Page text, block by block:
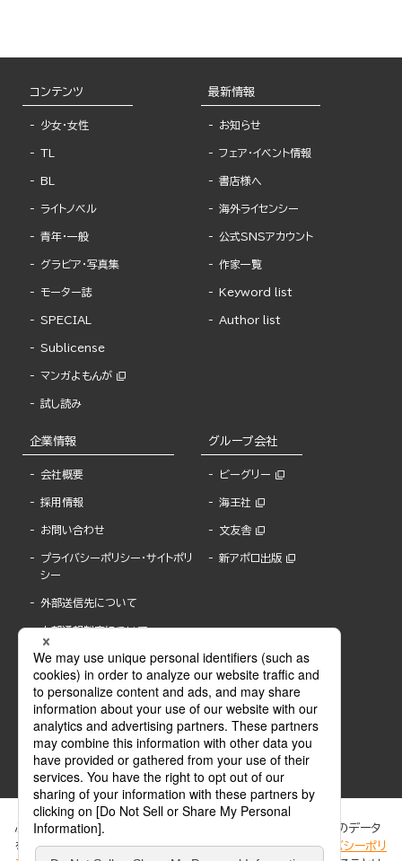
コンテンツ
少女・女性
TL
BL
ライトノベル
青年・一般
グラビア・写真集
モーター誌
SPECIAL
Sublicense
マンガよもんが
試し読み
最新情報
お知らせ
フェア・イベント情報
書店様へ
海外ライセンシー
公式SNSアカウント
作家一覧
Keyword list
Author list
企業情報
会社概要
採用情報
お問い合わせ
プライバシーポリシー・サイトポリ
シー
外部送信先について
内部通報制度について
グループ会社
ビーグリー
海王社
文友舎
新アポロ出版
ぶんか社が運営するサイトでは、利便性向上のためにCookie等のデータ
を使用しています。 当社のCookieについての詳細は、「プライバシーポリ